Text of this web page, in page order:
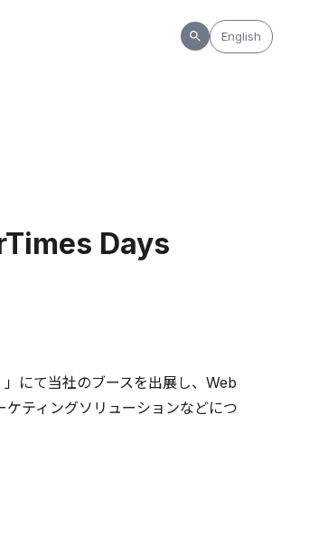
English
Days
にて当社のブースを出展し、Web
ティングソリューションなどにつ